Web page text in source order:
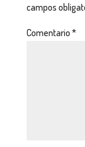
campos
Comentario *